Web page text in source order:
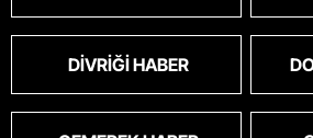
DIVRIĞI HABER